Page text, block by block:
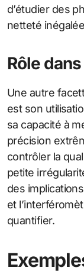
d’étudier des
netteté
Rôle
Une autre
est son
sa capacité à
précision
contrôler la
petite
des
et
quantifier.